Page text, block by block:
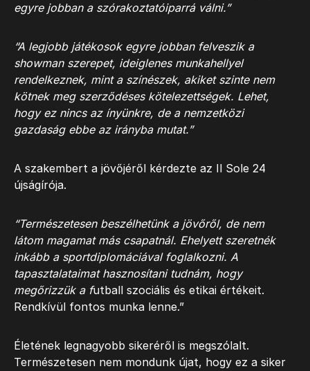
egyre jobban a szórakoztatóiparrá válni.”
“A legjobb játékosok egyre jobban felveszik a
showman szerepet, ideiglenes munkahellyel
rendelkeznek, mint a színészek, akiket szinte nem
kötnek meg szerződéses kötelezettségek. Lehet,
hogy ez nincs az ínyünkre, de a nemzetközi
gazdaság ebbe az irányba mutat.”
A szakembert a jövőjéről kérdezte az Il Sole 24
újságírója.
“Természetesen beszélhetünk a jövőről, de nem
látom magamat más csapatnál. Ehelyett szeretnék
inkább a sportdiplomáciával foglalkozni. A
tapasztalataimat hasznosítani tudnám, hogy
megőrizzük a futball szociális és etikai értékeit.
Rendkívül fontos munka lenne.”
Életének legnagyobb sikeréről is megszólalt.
Természetesen nem mondunk újat, hogy ez a siker